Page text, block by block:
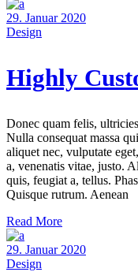
29. Januar 2020
Design
Highly
Donec quam felis,
Nulla consequat massa
aliquet nec, vulputate
a, venenatis vitae, justo.
quis, feugiat a, tellus.
Quisque rutrum. Aenean
Read More
29. Januar 2020
Design